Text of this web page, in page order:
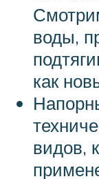
воды,
как
видов,